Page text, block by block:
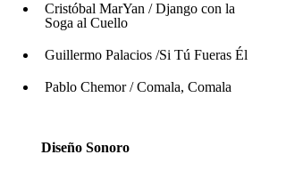
Cristóbal MarYan / Django con la
Soga al Cuello
Guillermo Palacios /Si Tú Fueras Él
Pablo Chemor / Comala, Comala
Diseño Sonoro